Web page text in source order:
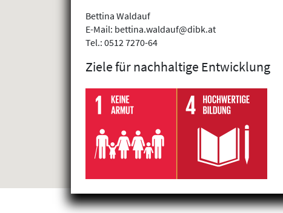
Bettina Waldauf
E-Mail: bettina.waldauf@dibk.at
Tel.: 0512 7270-64
Ziele für nachhaltige Entwicklung